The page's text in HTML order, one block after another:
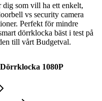
dig som vill ha ett enkelt,
vs security camera
Perfekt för mindre
dörrklocka bäst i test på
till vårt Budgetval.
1080P